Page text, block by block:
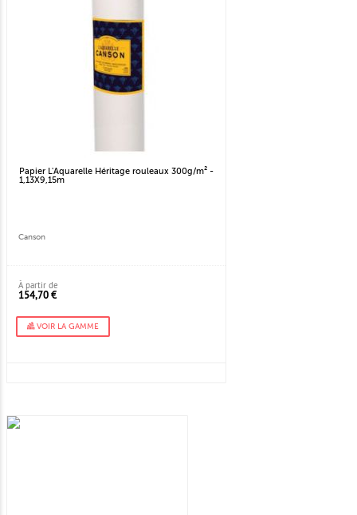
Papier L'Aquarelle Héritage rouleaux 300g/m² -
1,13X9,15m
Canson
À partir de
154,70 €
VOIR LA GAMME